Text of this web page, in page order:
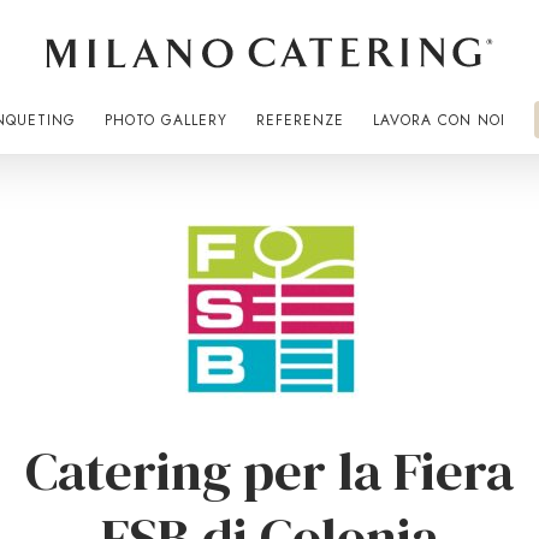
PHOTO GALLERY REFERENZE LAVORA CON NOI
Catering per la Fiera